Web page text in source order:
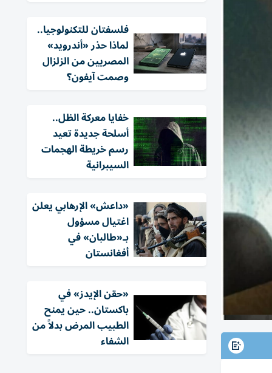
فلسفتان للتكنولوجيا..
لماذا حذر «أندرويد»
المصريين من الزلزال
وصمت آيفون؟
خفايا معركة الظل..
أسلحة جديدة تعيد
رسم خريطة الهجمات
السيبرانية
«داعش» الإرهابي يعلن
اغتيال مسؤول
بـ«طالبان» في
أفغانستان
«حقن الإيدز» في
باكستان.. حين يمنح
الطبيب المرض بدلاً من
الشفاء